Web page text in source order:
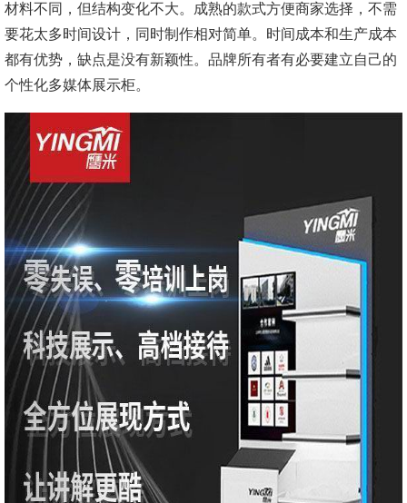
材料不同，但结构变化不大。成熟的款式方便商家选择，不需
要花太多时间设计，同时制作相对简单。时间成本和生产成本
都有优势，缺点是没有新颖性。品牌所有者有必要建立自己的
个性化多媒体展示柜。